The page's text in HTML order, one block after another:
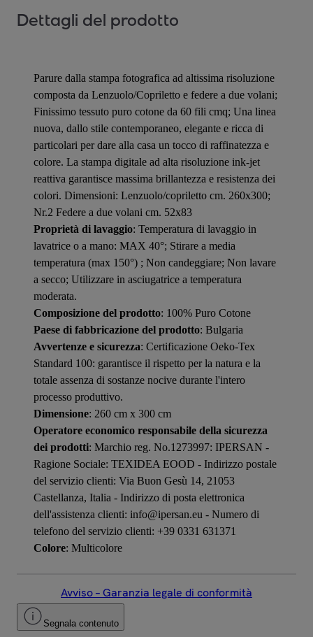
Dettagli del prodotto
Parure dalla stampa fotografica ad altissima risoluzione
composta da Lenzuolo/Copriletto e federe a due volani;
Finissimo tessuto puro cotone da 60 fili cmq; Una linea
nuova, dallo stile contemporaneo, elegante e ricca di
particolari per dare alla casa un tocco di raffinatezza e
colore. La stampa digitale ad alta risoluzione ink-jet
reattiva garantisce massima brillantezza e resistenza dei
colori. Dimensioni: Lenzuolo/copriletto cm. 260x300;
Nr.2 Federe a due volani cm. 52x83
Proprietà di lavaggio: Temperatura di lavaggio in
lavatrice o a mano: MAX 40°; Stirare a media
temperatura (max 150°) ; Non candeggiare; Non lavare
a secco; Utilizzare in asciugatrice a temperatura
moderata.
Composizione del prodotto: 100% Puro Cotone
Paese di fabbricazione del prodotto: Bulgaria
Avvertenze e sicurezza: Certificazione Oeko-Tex
Standard 100: garantisce il rispetto per la natura e la
totale assenza di sostanze nocive durante l'intero
processo produttivo.
Dimensione: 260 cm x 300 cm
Operatore economico responsabile della sicurezza
dei prodotti: Marchio reg. No.1273997: IPERSAN -
Ragione Sociale: TEXIDEA EOOD - Indirizzo postale
del servizio clienti: Via Buon Gesù 14, 21053
Castellanza, Italia - Indirizzo di posta elettronica
dell'assistenza clienti: info@ipersan.eu - Numero di
telefono del servizio clienti: +39 0331 631371
Colore: Multicolore
Avviso – Garanzia legale di conformità
Segnala contenuto